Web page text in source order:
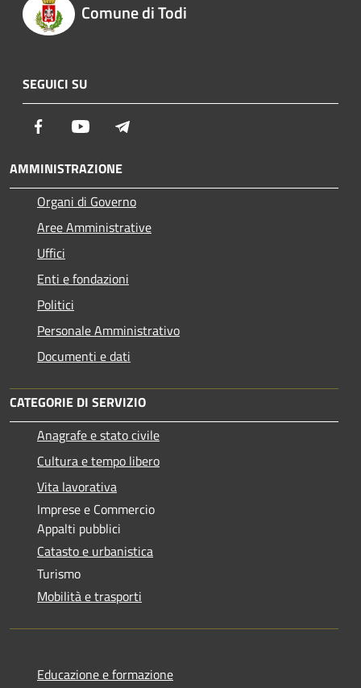
Comune di Todi
SEGUICI SU
Facebook Youtube
AMMINISTRAZIONE
Organi di Governo
Aree Amministrative
Uffici
Enti e fondazioni
Politici
Personale Amministrativo
Documenti e dati
CATEGORIE DI SERVIZIO
Anagrafe e stato civile
Cultura e tempo libero
Vita lavorativa
Imprese e Commercio
Appalti pubblici
Catasto e urbanistica
Turismo
Mobilità e trasporti
Educazione e formazione